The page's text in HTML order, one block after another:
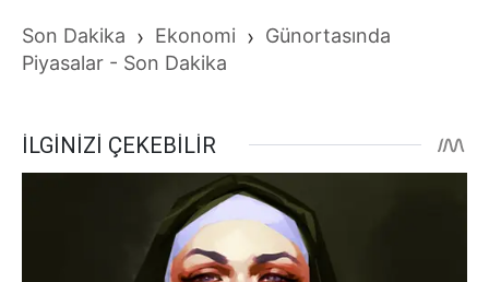
Son Dakika › Ekonomi › Günortasında
Piyasalar - Son Dakika